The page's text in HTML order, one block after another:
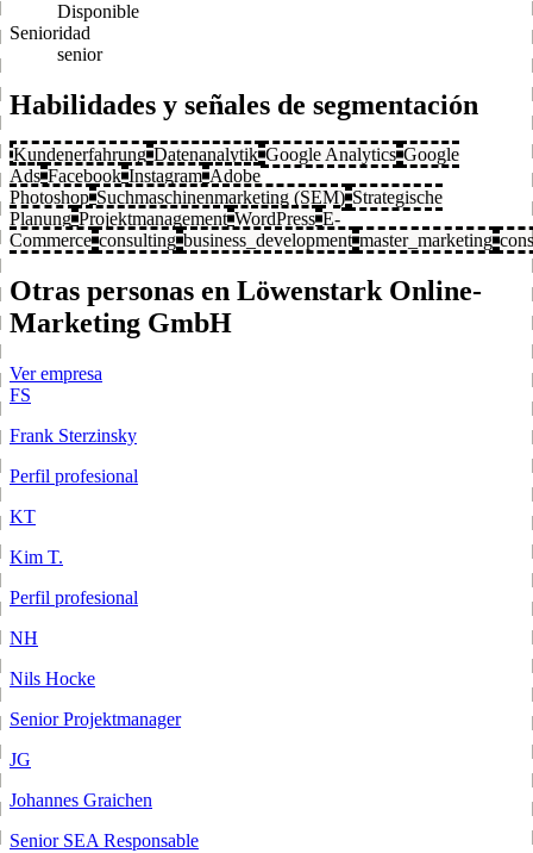
Disponible
Senioridad
senior
Habilidades y señales de segmentación
Kundenerfahrung Datenanalytik Google Analytics Google
Ads Facebook Instagram Adobe
Photoshop Suchmaschinenmarketing (SEM) Strategische
Planung Projektmanagement WordPress E-
Commerce consulting business_development master_marketing
Otras personas en Löwenstark Online-
Marketing GmbH
Ver empresa
FS
Frank Sterzinsky
Perfil profesional
KT
Kim T.
Perfil profesional
NH
Nils Hocke
Senior Projektmanager
JG
Johannes Graichen
Senior SEA Responsable